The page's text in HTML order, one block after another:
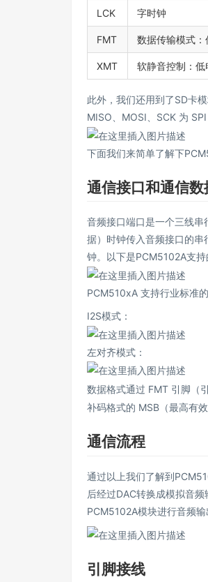
LCK 字时钟
FMT 数据传输模式
XMT 软静音控制：
此外，我们还用到了SD卡
MISO、MOSI、SCK 为
下面我们来简单了解下
通信接口和通信数
音频接口端口是一个三线
据）时钟传入音频接口的
钟。以下是PCM5102A支持
PCM510xA 支持行业标准
I2S模式：
左对齐模式：
数据格式通过 FMT 引脚（
补码格式的 MSB（最高有
通信流程
通过以上我们了解到
后经过DAC转换成模拟音
PCM5102A模块进行音频
引脚接线